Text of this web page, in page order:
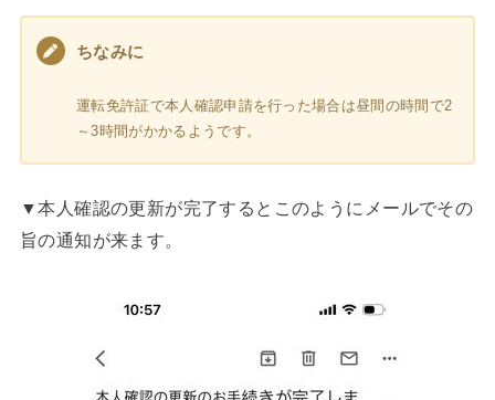
ちなみに
運転免許証で本人確認申請を行った場合は昼間の時間で2
～3時間がかかるようです。
▼本人確認の更新が完了するとこのようにメールでその
旨の通知が来ます。